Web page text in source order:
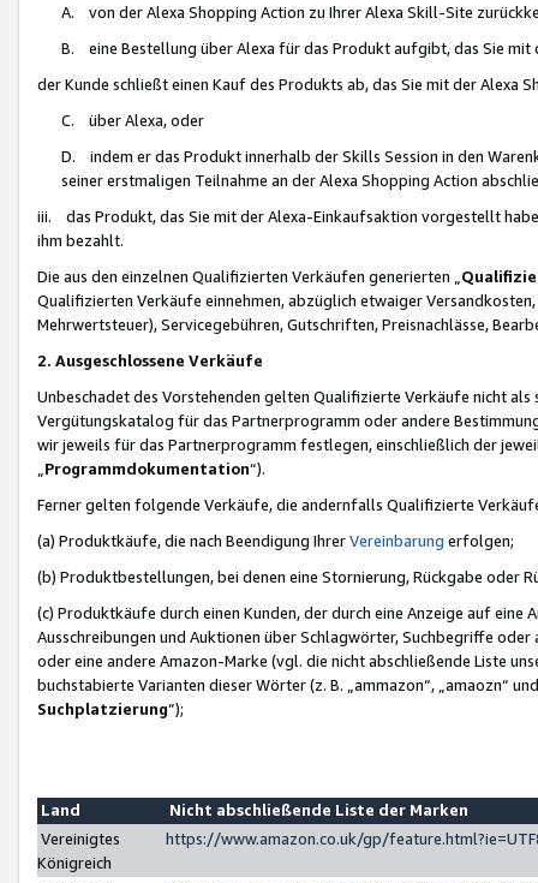
A. von der Alexa Shopping Action zu Ihrer Alexa Skill-Site
B. eine Bestellung über Alexa für das Produkt aufgibt, das Sie mit
der Kunde schließt einen Kauf des Produkts ab, das Sie mit der Alexa
C. über Alexa, oder
D. indem er das Produkt innerhalb der Skills Session in den
seiner erstmaligen Teilnahme an der Alexa Shopping Action
iii. das Produkt, das Sie mit der Alexa-Einkaufsaktion vorgestellt
ihm bezahlt.
Die aus den einzelnen Qualifizierten Verkäufen generierten „
Qualifizierten Verkäufe einnehmen, abzüglich etwaiger
Mehrwertsteuer), Servicegebühren, Gutschriften, Preisnachlässe,
2. Ausgeschlossene Verkäufe
Unbeschadet des Vorstehenden gelten Qualifizierte Verkäufe nicht
Vergütungskatalog für das Partnerprogramm oder andere
wir jeweils für das Partnerprogramm festlegen, einschließlich der
Programmdokumentation“).
Ferner gelten folgende Verkäufe, die andernfalls Qualifizierte
(a) Produktkäufe, die nach Beendigung IhrerVereinbarung erfolgen;
(b) Produktbestellungen, bei denen eine Stornierung, Rückgabe oder
(c) Produktkäufe durch einen Kunden, der durch eine Anzeige auf
Ausschreibungen und Auktionen über Schlagwörter, Suchbegriffe
oder eine andere Amazon-Marke (vgl. die nicht abschließende Liste
buchstabierte Varianten dieser Wörter (z. B. „ammazon“, „amaozn“
Suchplatzierung”);
Land
Nicht abschließende Liste der Marken
Vereinigtes
Königreich
https://www.amazon.co.uk/gp/